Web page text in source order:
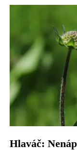
Hlaváč: